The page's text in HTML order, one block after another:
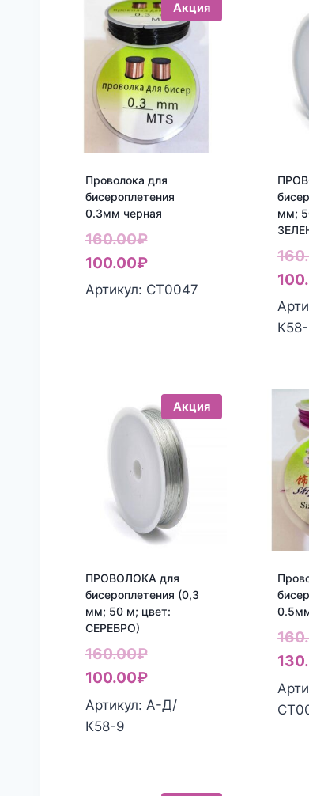
Акция
Проволока для
бисероплетения
0.3мм черная
160.00₽Первоначальная
цена
составляла
100.00₽Текущая
цена:
Артикул: СТ0047
мм;
Акция
ПРОВОЛОКА для
бисероплетения (0,3
мм; 50 м; цвет:
СЕРЕБРО)
160.00₽Первоначальная
цена
составляла
100.00₽Текущая
цена:
Артикул: А-Д/
К58-9